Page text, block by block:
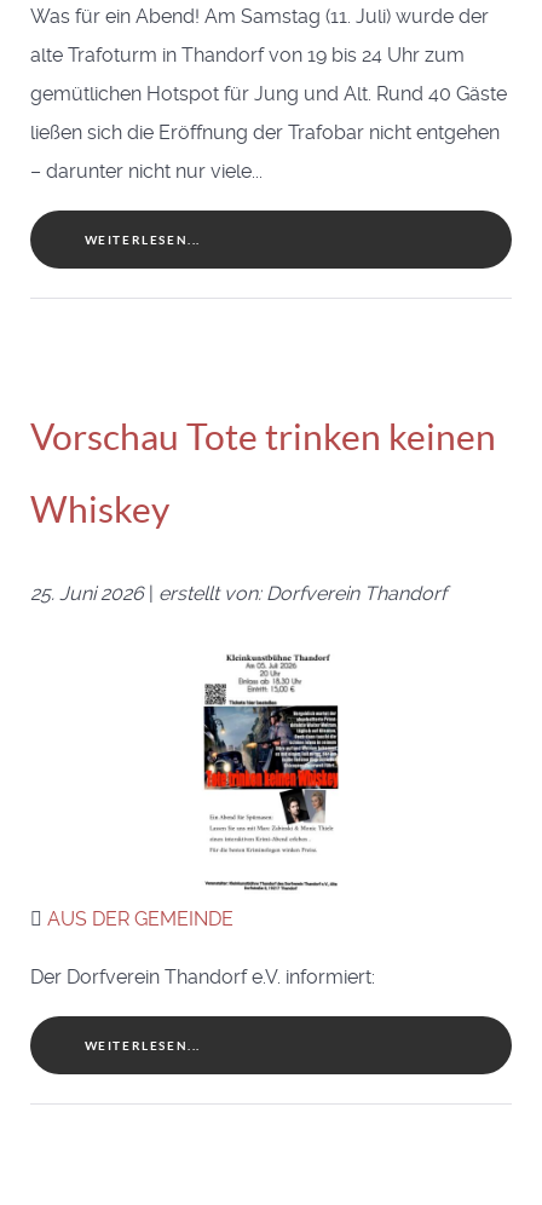
Was für ein Abend! Am Samstag (11. Juli) wurde der
alte Trafoturm in Thandorf von 19 bis 24 Uhr zum
gemütlichen Hotspot für Jung und Alt. Rund 40 Gäste
ließen sich die Eröffnung der Trafobar nicht entgehen
– darunter nicht nur viele...
WEITERLESEN...
Vorschau Tote trinken keinen
Whiskey
25. Juni 2026 | erstellt von: Dorfverein Thandorf
AUS DER GEMEINDE
Der Dorfverein Thandorf e.V. informiert:
WEITERLESEN...